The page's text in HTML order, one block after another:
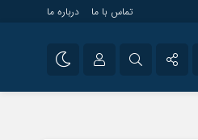
تماس با ما درباره ما